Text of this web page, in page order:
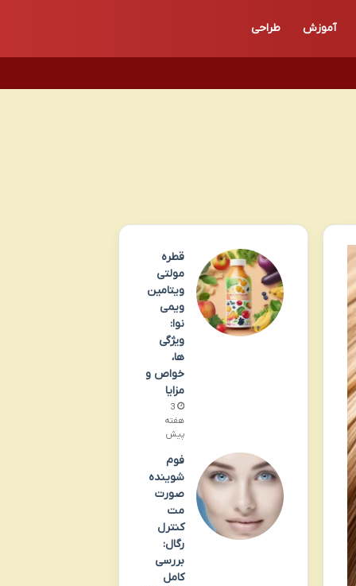
آموزش طراحی
قطره
مولتی
ویتامین
ویمی
نوا:
ویژگی
ها،
خواص و
مزایا
3
هفته
پیش
فوم
شوینده
صورت
مت
کنترل
رگال:
بررسی
کامل